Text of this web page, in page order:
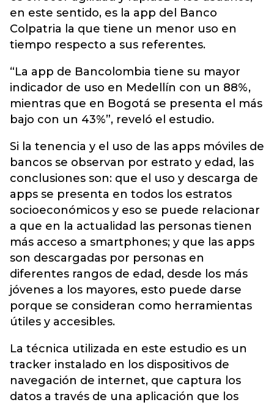
en este sentido, es la app del Banco
Colpatria la que tiene un menor uso en
tiempo respecto a sus referentes.
“La app de Bancolombia tiene su mayor
indicador de uso en Medellín con un 88%,
mientras que en Bogotá se presenta el más
bajo con un 43%”, reveló el estudio.
Si la tenencia y el uso de las apps móviles de
bancos se observan por estrato y edad, las
conclusiones son: que el uso y descarga de
apps se presenta en todos los estratos
socioeconómicos y eso se puede relacionar
a que en la actualidad las personas tienen
más acceso a smartphones; y que las apps
son descargadas por personas en
diferentes rangos de edad, desde los más
jóvenes a los mayores, esto puede darse
porque se consideran como herramientas
útiles y accesibles.
La técnica utilizada en este estudio es un
tracker instalado en los dispositivos de
navegación de internet, que captura los
datos a través de una aplicación que los